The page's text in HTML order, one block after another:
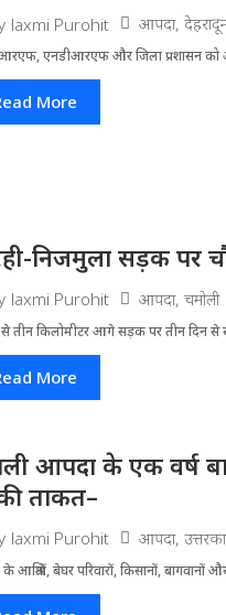
laxmi Purohit आपदा,
एनडीआरएफ और जिला प्रशासन को
More
निजमुला सड़क पर
laxmi Purohit आपदा, चमोली
से तीन किलोमीटर आगे सड़क पर तीन दिन
More
आपदा के एक वर्ष
ताकत–
laxmi Purohit आपदा,
आश्रितों, बेघर परिवारों, किसानों, बागवानों